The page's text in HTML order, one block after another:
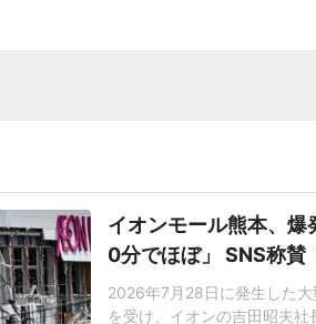
イオンモール熊本、
0分でほぼ」 SNS称賛
2026年7月28日に発生した
を受け、イオンの吉田昭夫